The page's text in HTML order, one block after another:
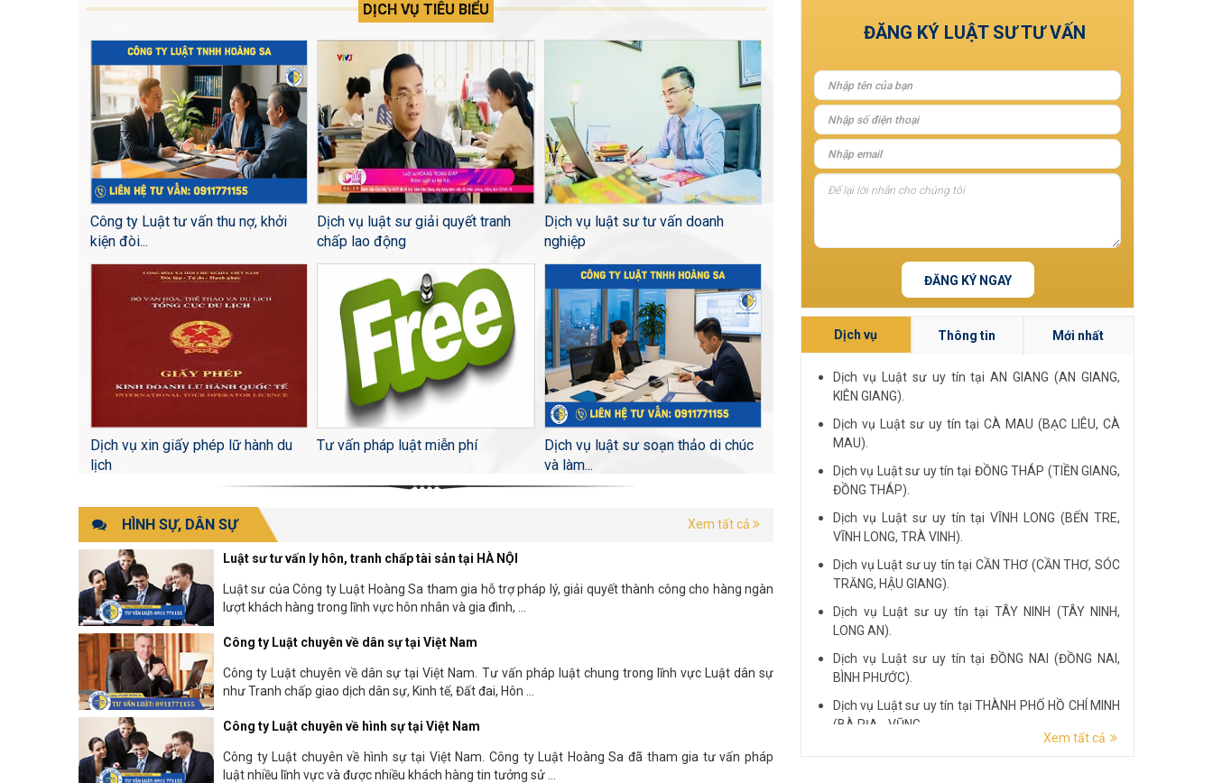
DỊCH VỤ TIÊU BIỂU
Công ty Luật tư vấn thu nợ, khởi
kiện đòi...
Dịch vụ luật sư giải quyết tranh
chấp lao động
Dịch vụ luật sư tư vấn doanh
nghiệp
Dịch vụ xin giấy phép lữ hành du
lịch
Tư vấn pháp luật miễn phí
Dịch vụ luật sư soạn thảo di chúc
và làm...
HÌNH SỰ, DÂN SỰ Xem tất cả
Luật sư tư vấn ly hôn, tranh chấp tài sản tại HÀ NỘI
Luật sư của Công ty Luật Hoàng Sa tham gia hỗ trợ pháp lý, giải quyết thành công cho hàng ngàn
lượt khách hàng trong lĩnh vực hôn nhân và gia đình, ...
Công ty Luật chuyên về dân sự tại Việt Nam
Công ty Luật chuyên về dân sự tại Việt Nam. Tư vấn pháp luật chung trong lĩnh vực Luật dân sự
như Tranh chấp giao dịch dân sự, Kinh tế, Đất đai, Hôn ...
Công ty Luật chuyên về hình sự tại Việt Nam
Công ty Luật chuyên về hình sự tại Việt Nam. Công ty Luật Hoàng Sa đã tham gia tư vấn pháp
luật nhiều lĩnh vực và được nhiều khách hàng tin tưởng sử ...
ĐĂNG KÝ LUẬT SƯ TƯ VẤN
ĐĂNG KÝ NGAY
Dịch vụ Thông tin Mới nhất
Dịch vụ Luật sư uy tín tại AN GIANG (AN GIANG,
KIÊN GIANG).
Dịch vụ Luật sư uy tín tại CÀ MAU (BẠC LIÊU, CÀ
MAU).
Dịch vụ Luật sư uy tín tại ĐỒNG THÁP (TIỀN GIANG,
ĐỒNG THÁP).
Dịch vụ Luật sư uy tín tại VĨNH LONG (BẾN TRE,
VĨNH LONG, TRÀ VINH).
Dịch vụ Luật sư uy tín tại CẦN THƠ (CẦN THƠ, SÓC
TRĂNG, HẬU GIANG).
Dịch vụ Luật sư uy tín tại TÂY NINH (TÂY NINH,
LONG AN).
Dịch vụ Luật sư uy tín tại ĐỒNG NAI (ĐỒNG NAI,
BÌNH PHƯỚC).
Dịch vụ Luật sư uy tín tại THÀNH PHỐ HỒ CHÍ MINH
(BÀ RỊA - VŨNG...
Xem tất cả